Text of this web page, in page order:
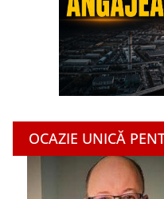
OCAZIE UNICĂ